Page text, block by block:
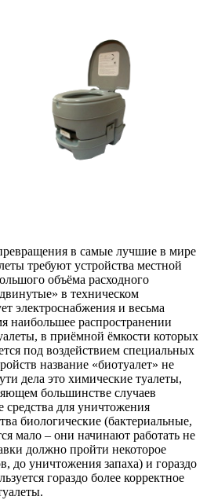
в самые лучшие в мире
требуют устройства местной
объёма расходного
в техническом
электроснабжения и весьма
наибольшее распространении
в приёмной ёмкости которых
под воздействием специальных
название «биотуалет» не
дела это химические туалеты,
большинстве случаев
средства для уничтожения
биологические (бактериальные,
мало – они начинают работать не
должно пройти некоторое
до уничтожения запаха) и гораздо
гораздо более корректное